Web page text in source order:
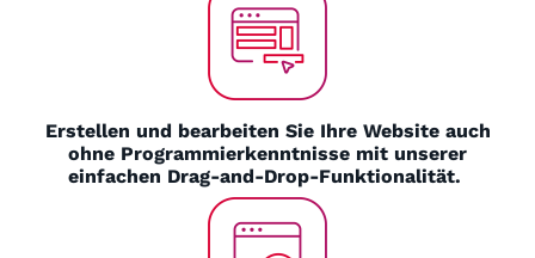
Erstellen und bearbeiten Sie Ihre Website auch
ohne Programmierkenntnisse mit unserer
einfachen Drag-and-Drop-Funktionalität.